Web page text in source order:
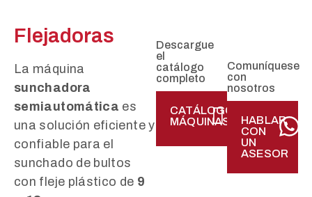
Flejadoras
La máquina
sunchadora
semiautomática es
una solución eficiente y
confiable para el
sunchado de bultos
con fleje plástico de 9
Descargue
el
catálogo
completo
CATÁLOGO
MÁQUINAS
Comuníquese
con
nosotros
HABLAR
CON
UN
ASESOR